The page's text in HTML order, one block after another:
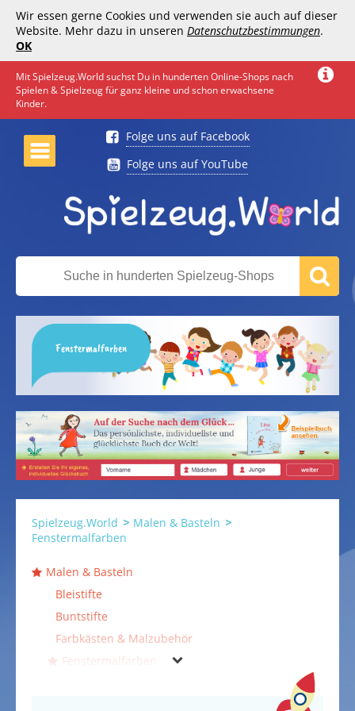
Wir essen gerne Cookies und verwenden sie auch auf dieser
Website. Mehr dazu in unseren Datenschutzbestimmungen.
OK
Mit Spielzeug.World suchst Du in hunderten Online-Shops nach
Spielen & Spielzeug für ganz kleine und schon erwachsene
Kinder.
Folge uns auf Facebook
Folge uns auf YouTube
Fenstermalfarben
Spielzeug.World
Malen & Basteln
Fenstermalfarben
Malen & Basteln
Bleistifte
Buntstifte
Farbkästen & Malzubehör
Fenstermalfarben